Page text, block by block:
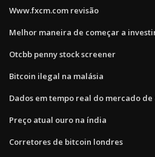
Www.fxcm.com revisão
Melhor maneira de começar a
Otcbb penny stock screener
Bitcoin ilegal na malásia
Dados em tempo real do mercado
Preço atual ouro na índia
Corretores de bitcoin londres